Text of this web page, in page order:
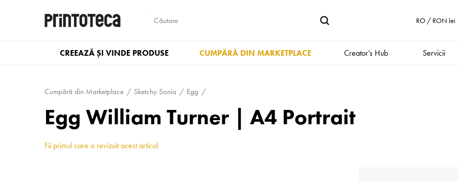
RO / RON lei
CREEAZĂ ȘI VINDE PRODUSE CUMPĂRĂ DIN MARKETPLACE Creator’s Hub Servicii
Cumpără din Marketplace Sketchy Sonia Egg
Egg William Turner | A4 Portrait
Fii primul care a revizuit acest articol